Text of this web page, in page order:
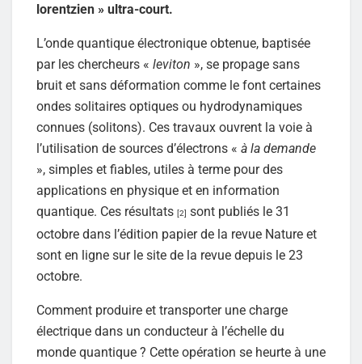
lorentzien » ultra-court.
L’onde quantique électronique obtenue, baptisée
par les chercheurs « leviton », se propage sans
bruit et sans déformation comme le font certaines
ondes solitaires optiques ou hydrodynamiques
connues (solitons). Ces travaux ouvrent la voie à
l’utilisation de sources d’électrons « à la demande
», simples et fiables, utiles à terme pour des
applications en physique et en information
quantique. Ces résultats [2] sont publiés le 31
octobre dans l’édition papier de la revue Nature et
sont en ligne sur le site de la revue depuis le 23
octobre.
Comment produire et transporter une charge
électrique dans un conducteur à l’échelle du
monde quantique ? Cette opération se heurte à une